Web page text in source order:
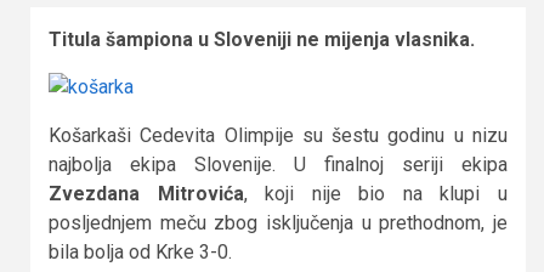
Titula šampiona u Sloveniji ne mijenja vlasnika.
Košarkaši Cedevita Olimpije su šestu godinu u nizu
najbolja ekipa Slovenije. U finalnoj seriji ekipa
Zvezdana Mitrovića, koji nije bio na klupi u
posljednjem meču zbog isključenja u prethodnom, je
bila bolja od Krke 3-0.